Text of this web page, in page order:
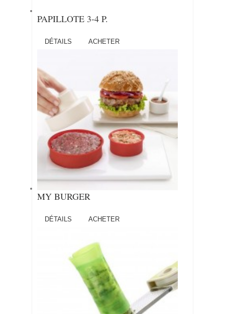
PAPILLOTE 3-4 P.
DÉTAILS ACHETER
MY BURGER
DÉTAILS ACHETER